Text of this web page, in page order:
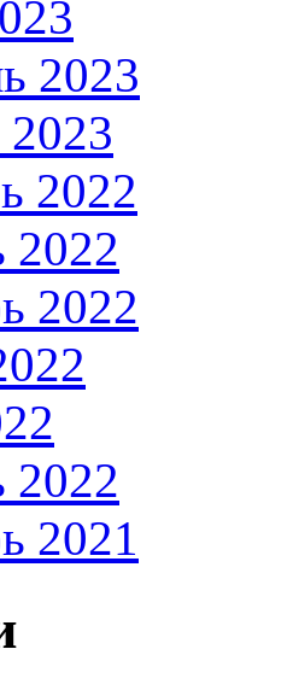
2023
2022
2022
2022
2022
2021